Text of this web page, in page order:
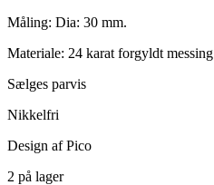
Måling: Dia: 30 mm.
Materiale: 24 karat forgyldt messing
Sælges parvis
Nikkelfri
Design af Pico
2 på lager